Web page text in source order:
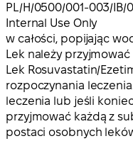
PL/H/0500/001-003/IB/
Internal Use Only
w całości, popijając
Lek należy
Lek Rosuvastatin/
rozpoczynania
leczenia lub jeśli
przyjmować każdą z
postaci osobnych